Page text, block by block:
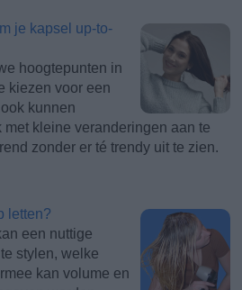
je kapsel up-to-
hoogtepunten in
kiezen voor een
kunnen
kleine veranderingen aan te
zonder er té trendy uit te zien.
letten?
een nuttige
stylen, welke
kan volume en